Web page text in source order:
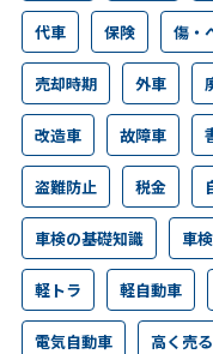
代車 保険 傷・
売却時期 外車
改造車 故障車
盗難防止 税金
車検の基礎知識 車
軽トラ 軽自動車
電気自動車 高く売る